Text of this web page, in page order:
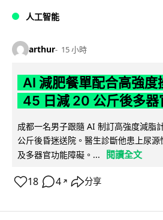
人工智能
arthur 15 小時
AI 減肥餐單配合高強
45 日減 20 公斤後多器
成都一名男子跟隨 AI 制訂高強度減脂
公斤後昏迷送院。醫生診斷他患上尿
及多器官功能障礙。...
閱讀全文
18 4 ↗ 分享